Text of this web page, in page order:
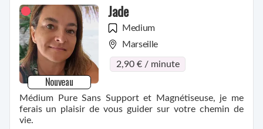
Nouveau
Jade
Medium
Marseille
2,90 € / minute
Médium Pure Sans Support et Magnétiseuse, je me
ferais un plaisir de vous guider sur votre chemin de
vie.